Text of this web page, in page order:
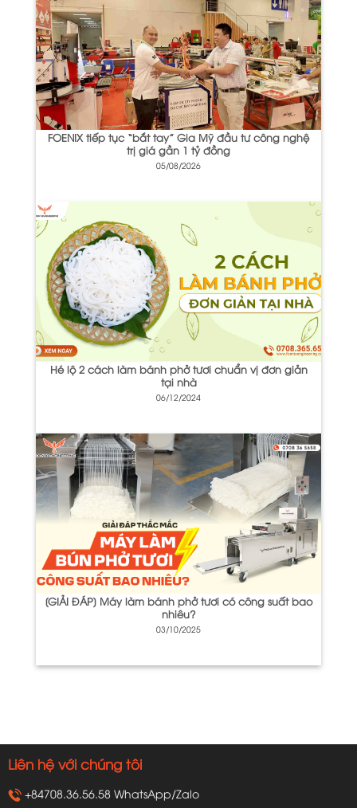
FOENIX tiếp tục “bắt tay” Gia Mỹ đầu tư công nghệ
trị giá gần 1 tỷ đồng
05/08/2026
Hé lộ 2 cách làm bánh phở tươi chuẩn vị đơn giản
tại nhà
06/12/2024
[GIẢI ĐÁP] Máy làm bánh phở tươi có công suất bao
nhiêu?
03/10/2025
Liên hệ với chúng tôi
+84708.36.56.58 WhatsApp/Zalo